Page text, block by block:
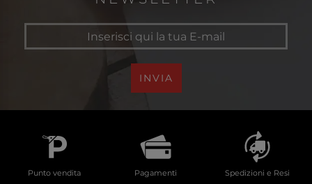
INVIA
Punto vendita Pagamenti Spedizioni e Resi